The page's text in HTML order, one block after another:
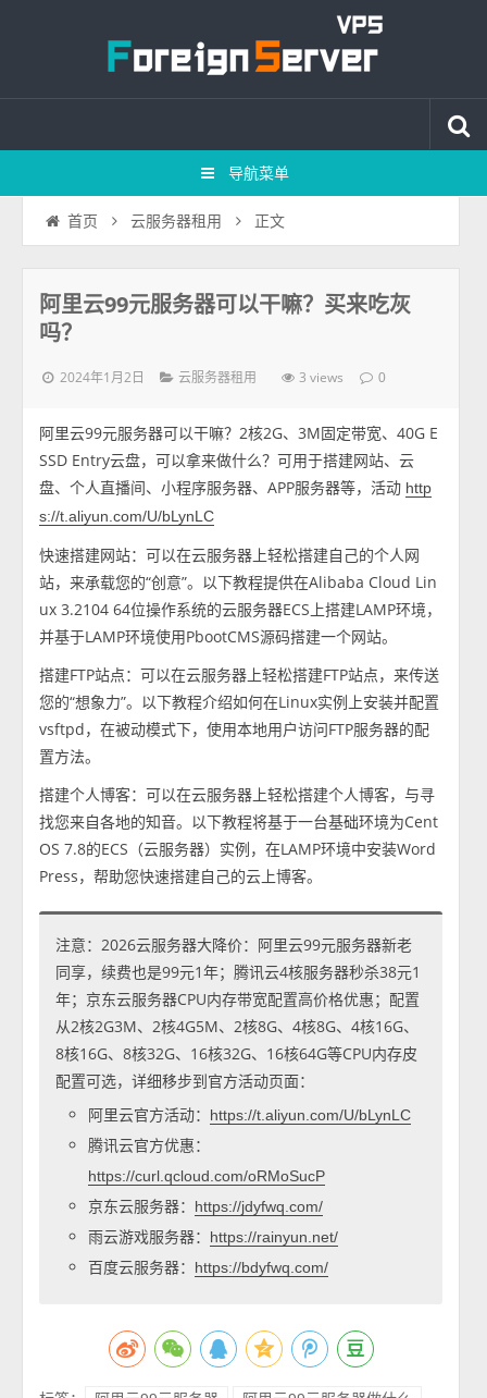
导航菜单
首页 云服务器租用 正文
阿里云99元服务器可以干嘛？买来吃灰
吗？
2024年1月2日 云服务器租用 3 views 0
阿里云99元服务器可以干嘛？2核2G、3M固定带宽、40G E
SSD Entry云盘，可以拿来做什么？可用于搭建网站、云
盘、个人直播间、小程序服务器、APP服务器等，活动 http
s://t.aliyun.com/U/bLynLC
快速搭建网站：可以在云服务器上轻松搭建自己的个人网
站，来承载您的“创意”。以下教程提供在Alibaba Cloud Lin
ux 3.2104 64位操作系统的云服务器ECS上搭建LAMP环境，
并基于LAMP环境使用PbootCMS源码搭建一个网站。
搭建FTP站点：可以在云服务器上轻松搭建FTP站点，来传送
您的“想象力”。以下教程介绍如何在Linux实例上安装并配置
vsftpd，在被动模式下，使用本地用户访问FTP服务器的配
置方法。
搭建个人博客：可以在云服务器上轻松搭建个人博客，与寻
找您来自各地的知音。以下教程将基于一台基础环境为Cent
OS 7.8的ECS（云服务器）实例，在LAMP环境中安装Word
Press，帮助您快速搭建自己的云上博客。
注意：2026云服务器大降价：阿里云99元服务器新老
同享，续费也是99元1年；腾讯云4核服务器秒杀38元1
年；京东云服务器CPU内存带宽配置高价格优惠；配置
从2核2G3M、2核4G5M、2核8G、4核8G、4核16G、
8核16G、8核32G、16核32G、16核64G等CPU内存皮
配置可选，详细移步到官方活动页面：
阿里云官方活动：
https://t.aliyun.com/U/bLynLC
腾讯云官方优惠：
https://curl.qcloud.com/oRMoSucP
京东云服务器： https://jdyfwq.com/
雨云游戏服务器： https://rainyun.net/
百度云服务器： https://bdyfwq.com/